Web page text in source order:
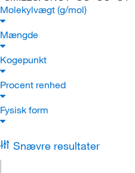
Molekylvægt (g/mol)
Mængde
Kogepunkt
Procent renhed
Fysisk form
Snævre resultater